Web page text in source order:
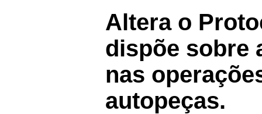
Altera o
dispõe sobre
nas
autopeças.